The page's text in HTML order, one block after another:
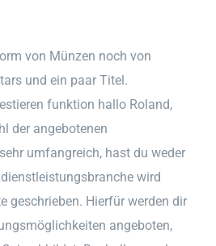
von Münzen noch von
und ein paar Titel.
funktion hallo Roland,
der angebotenen
umfangreich, hast du weder
wird
geschrieben. Hierfür werden dir
angeboten,